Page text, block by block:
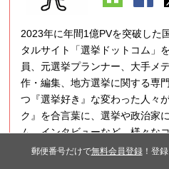
2023年に年間1億PVを突破した
タルサイト「選挙ドットコム」
員、元選挙プランナー、大手メ
作・編集、地方選挙に関する専
つ『選挙好き』な変わった人々
ク』を合言葉に、選挙や政治家
ム、インタビューなど、様々な
す。
郵便番号だけで無料会員登録！登録